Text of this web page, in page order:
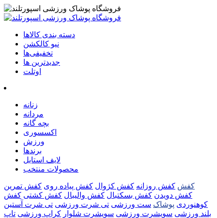
دسته بندی کالاها
نیو کالکشن
تخفیفی‌ها
جدیدترین ها
اوتلت
زنانه
مردانه
بچه گانه
اکسسوری
ورزش
برندها
لایف استایل
محصولات منتخب
کفش کفش روزانه کفش کژوال کفش پیاده روی کفش تمرین
کفش دویدن کفش بسکتبال کفش والیبال کفش کشتی کفش
کوهنوردی پوشاک ست ورزشی تی شرت ورزشی تی شرت آستین
بلند ورزشی سویشرت ورزشی سویشرت شلوار کراپ ورزشی تاپ